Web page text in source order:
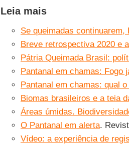
Leia mais
Se queimadas
Breve retrospectiva 2020 e
Pátria Queimada Brasil:
Pantanal em chamas: Fogo
Pantanal em chamas: qual
Biomas brasileiros e a teia
Áreas úmidas.
O Pantanal em alerta.
Vídeo: a experiência de